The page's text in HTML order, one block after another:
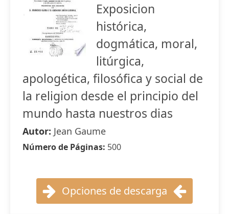
Exposicion
histórica,
dogmática, moral,
litúrgica,
apologética, filosófica y social de
la religion desde el principio del
mundo hasta nuestros dias
Autor: Jean Gaume
Número de Páginas: 500
Opciones de descarga